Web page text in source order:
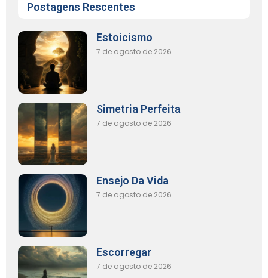
Postagens Rescentes
Estoicismo
7 de agosto de 2026
Simetria Perfeita
7 de agosto de 2026
Ensejo Da Vida
7 de agosto de 2026
Escorregar
7 de agosto de 2026